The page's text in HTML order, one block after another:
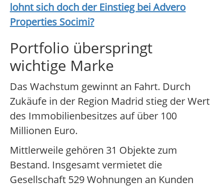
lohnt sich doch der Einstieg beiAdvero
Properties Socimi?
Portfolio überspringt
wichtige Marke
Das Wachstum gewinnt an Fahrt. Durch
Zukäufe in der Region Madrid stieg der Wert
des Immobilienbesitzes auf über 100
Millionen Euro.
Mittlerweile gehören 31 Objekte zum
Bestand. Insgesamt vermietet die
Gesellschaft 529 Wohnungen an Kunden